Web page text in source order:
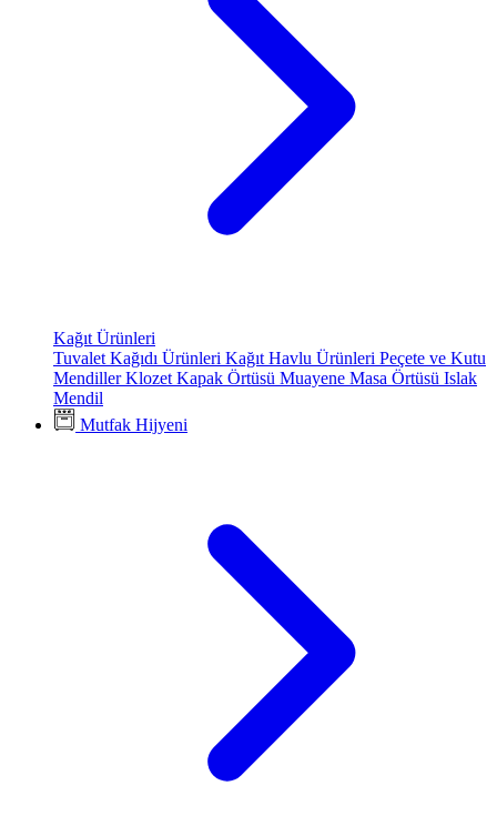
Kağıt Ürünleri
Tuvalet Kağıdı Ürünleri Kağıt Havlu Ürünleri Peçete ve Kutu
MendillerKlozet Kapak Örtüsü Muayene Masa Örtüsü Islak
Mendil
Mutfak Hijyeni